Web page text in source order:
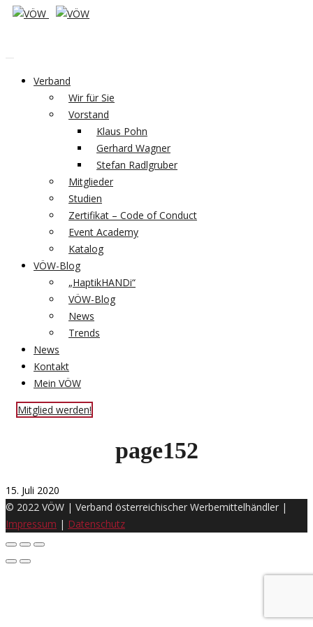
Verband
Wir für Sie
Vorstand
Klaus Pohn
Gerhard Wagner
Stefan Radlgruber
Mitglieder
Studien
Zertifikat – Code of Conduct
Event Academy
Katalog
VÖW-Blog
„HaptikHANDi“
VÖW-Blog
News
Trends
News
Kontakt
Mein VÖW
Mitglied werden!
page152
15. Juli 2020
© 2022 VÖW | Verband österreichischer Werbemittelhändler |
Impressum | Datenschutz